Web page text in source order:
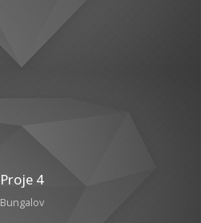
Proje 4
Bungalov